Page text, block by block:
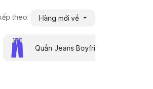
theo: Hàng mới về
Quần Jeans Boyfriend